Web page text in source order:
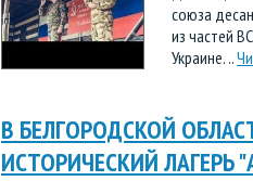
союза
из частей
Украине. ..
В БЕЛГОРОДСКОЙ
ИСТОРИЧЕСКИЙ ЛАГЕРЬ